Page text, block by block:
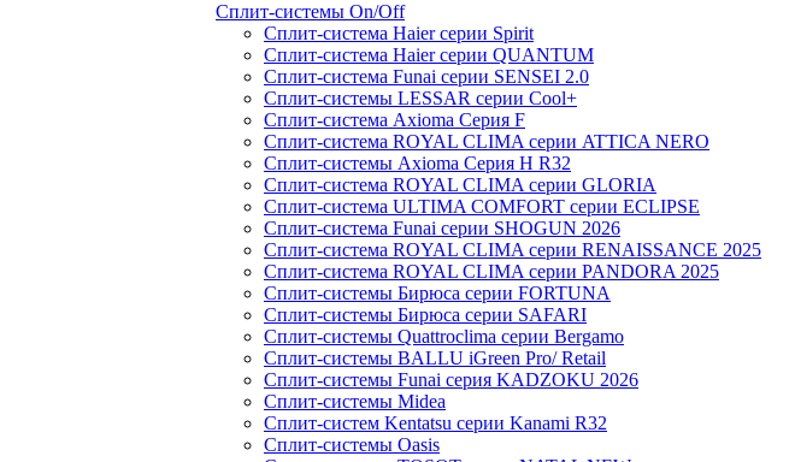
Сплит-системы On/Off
Сплит-система Haier серии Spirit
Сплит-система Haier серии QUANTUM
Сплит-система Funai серии SENSEI 2.0
Сплит-системы LESSAR серии Cool+
Сплит-система Axioma Серия F
Сплит-система ROYAL CLIMA серии ATTICA NERO
Сплит-системы Axioma Серия H R32
Сплит-система ROYAL CLIMA серии GLORIA
Сплит-система ULTIMA COMFORT серии ECLIPSE
Сплит-система Funai серии SHOGUN 2026
Сплит-система ROYAL CLIMA серии RENAISSANCE 2025
Сплит-система ROYAL CLIMA серии PANDORA 2025
Сплит-системы Бирюса серии FORTUNA
Сплит-системы Бирюса серии SAFARI
Сплит-системы Quattroclima серии Bergamo
Сплит-системы BALLU iGreen Pro/ Retail
Сплит-системы Funai серия KADZOKU 2026
Сплит-системы Midea
Сплит-систем Kentatsu серии Kanami R32
Сплит-системы Oasis